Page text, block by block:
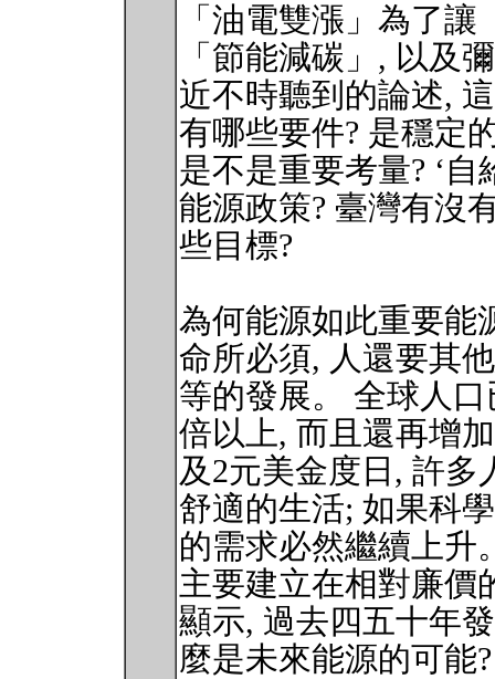
「油電雙漲」為了
「節能減碳」, 以及
近不時聽到的論述,
有哪些要件? 是穩定
是不是重要考量? ‘
能源政策? 臺灣有沒
些目標?
為何能源如此重要能
命所必須, 人還要其
等的發展。 全球人
倍以上, 而且還再增
及2元美金度日, 許多
舒適的生活; 如果科
的需求必然繼續上升
主要建立在相對廉價
顯示, 過去四五十年
麼是未來能源的可能?